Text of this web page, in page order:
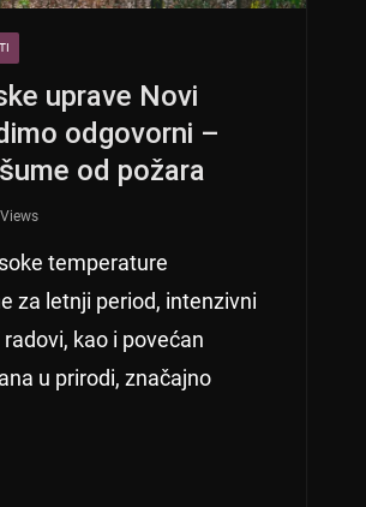
uprave Novi
odgovorni –
od požara
temperature
za letnji period, intenzivni
kao i povećan
u prirodi, značajno